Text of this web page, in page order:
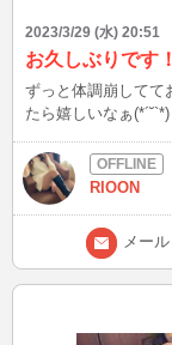
2023/3/29 (水) 20:51
お久しぶりです！
ずっと体調崩しててお休みし
たら嬉しいなぁ(*´˘`*)
RIOON
メール